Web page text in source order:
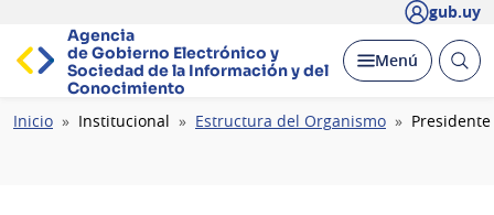
gub.uy
Agencia
de Gobierno Electrónico y
Sociedad de la Información y del
Conocimiento
Desplegar
Menú Abrir
Ruta
Inicio Institucional Estructura del Organismo